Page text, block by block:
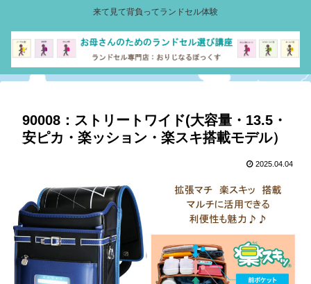
来て見て背負ってランドセル体験
90008：ストリートワイド(大容量・13.5・
安ピカ・楽ッション・楽スキ搭載モデル）
2025.04.04